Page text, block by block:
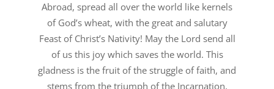
Abroad, spread all over the world like kernels
of God’s wheat, with the great and salutary
Feast of Christ’s Nativity! May the Lord send all
of us this joy which saves the world. This
gladness is the fruit of the struggle of faith, and
stems from the triumph of the Incarnation,